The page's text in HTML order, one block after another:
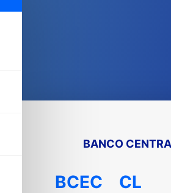
BANCO
BCEC CL